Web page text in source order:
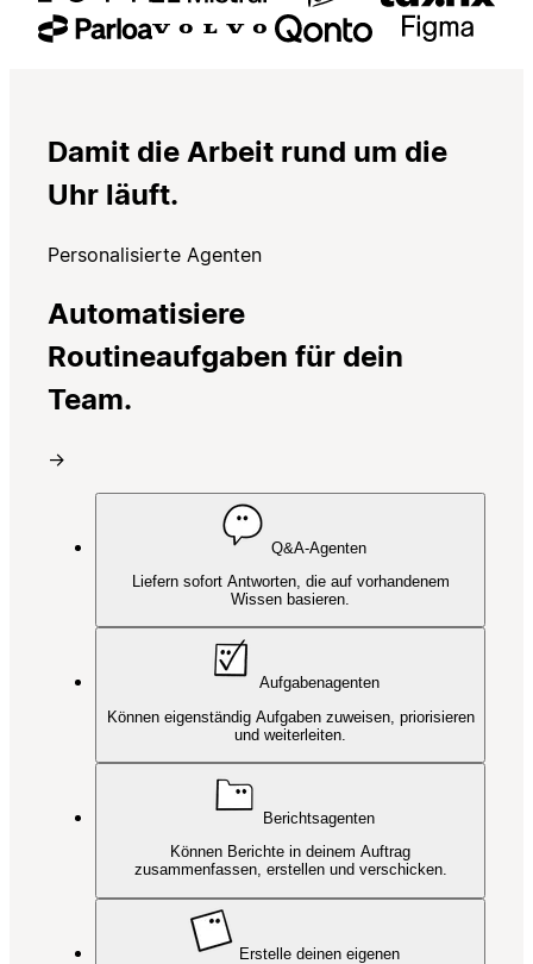
Damit die Arbeit rund um die
Uhr läuft.
Personalisierte Agenten
Automatisiere
Routineaufgaben für dein
Team.
→
Q&A-Agenten
Liefern sofort Antworten, die auf vorhandenem
Wissen basieren.
Aufgabenagenten
Können eigenständig Aufgaben zuweisen, priorisieren
und weiterleiten.
Berichtsagenten
Können Berichte in deinem Auftrag
zusammenfassen, erstellen und verschicken.
Erstelle deinen eigenen